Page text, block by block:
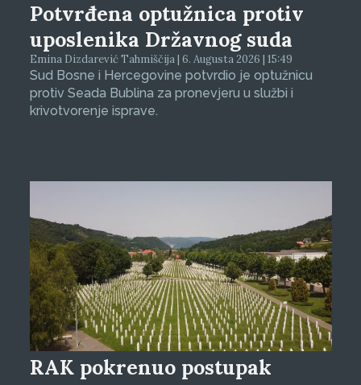
Potvrđena optužnica protiv
uposlenika Državnog suda
Emina Dizdarević Tahmiščija | 6. Augusta 2026 | 15:49
Sud Bosne i Hercegovine potvrdio je optužnicu
protiv Seada Bublina za pronevjeru u službi i
krivotvorenje isprave.
RAK pokrenuo postupak